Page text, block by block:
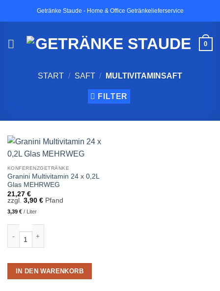
Getränke Staude - Home & Office Getränkelieferservice
0
START / SAFT / MULTIVITAMINSAFT
FILTER
KONFERENZGETRÄNKE
Granini Multivitamin 24 x 0,2L
Glas MEHRWEG
21,27 €
zzgl. 3,90 €Pfand
3,39 €/ Liter
IN DEN WARENKORB